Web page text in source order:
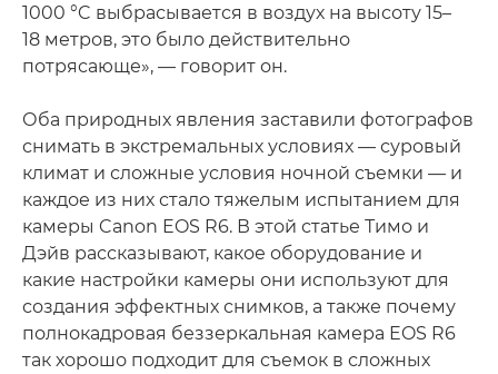
1000 °C выбрасывается в воздух на высоту 15–
18 метров, это было действительно
потрясающе», — говорит он.
Оба природных явления заставили фотографов
снимать в экстремальных условиях — суровый
климат и сложные условия ночной съемки — и
каждое из них стало тяжелым испытанием для
камеры Canon EOS R6. В этой статье Тимо и
Дэйв рассказывают, какое оборудование и
какие настройки камеры они используют для
создания эффектных снимков, а также почему
полнокадровая беззеркальная камера EOS R6
так хорошо подходит для съемок в сложных